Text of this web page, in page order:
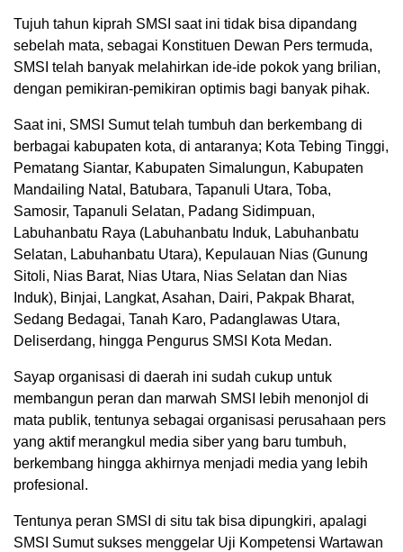
Tujuh tahun kiprah SMSI saat ini tidak bisa dipandang
sebelah mata, sebagai Konstituen Dewan Pers termuda,
SMSI telah banyak melahirkan ide-ide pokok yang brilian,
dengan pemikiran-pemikiran optimis bagi banyak pihak.
Saat ini, SMSI Sumut telah tumbuh dan berkembang di
berbagai kabupaten kota, di antaranya; Kota Tebing Tinggi,
Pematang Siantar, Kabupaten Simalungun, Kabupaten
Mandailing Natal, Batubara, Tapanuli Utara, Toba,
Samosir, Tapanuli Selatan, Padang Sidimpuan,
Labuhanbatu Raya (Labuhanbatu Induk, Labuhanbatu
Selatan, Labuhanbatu Utara), Kepulauan Nias (Gunung
Sitoli, Nias Barat, Nias Utara, Nias Selatan dan Nias
Induk), Binjai, Langkat, Asahan, Dairi, Pakpak Bharat,
Sedang Bedagai, Tanah Karo, Padanglawas Utara,
Deliserdang, hingga Pengurus SMSI Kota Medan.
Sayap organisasi di daerah ini sudah cukup untuk
membangun peran dan marwah SMSI lebih menonjol di
mata publik, tentunya sebagai organisasi perusahaan pers
yang aktif merangkul media siber yang baru tumbuh,
berkembang hingga akhirnya menjadi media yang lebih
profesional.
Tentunya peran SMSI di situ tak bisa dipungkiri, apalagi
SMSI Sumut sukses menggelar Uji Kompetensi Wartawan